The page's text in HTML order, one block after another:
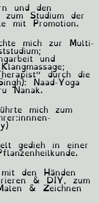
und den
zum Studium der
mit Promotion.
mich zur Multi-
und
durch die
Naad-Yoga
Nanak.
mich zum
gedieh in einer
den Händen
& DIY, zum
& Zeichnen